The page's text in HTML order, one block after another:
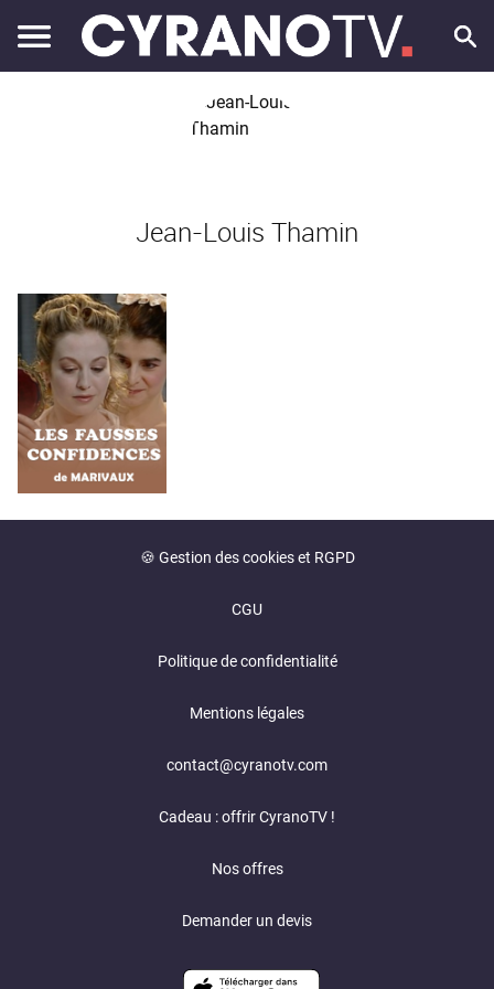
Jean-Louis Thamin
🍪 Gestion des cookies et RGPD
CGU
Politique de confidentialité
Mentions légales
contact@cyranotv.com
Cadeau : offrir CyranoTV !
Nos offres
Demander un devis